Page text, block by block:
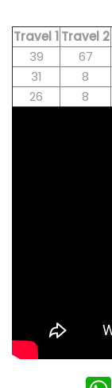
Travel 1Travel 2
39
67
31
8
26
8